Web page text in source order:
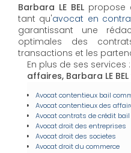
Barbara LE BEL propose
tant qu'avocat en
garantissant une
optimales des
transactions et les
En plus de ses services :
affaires, Barbara LE BEL
Avocat contentieux bail
Avocat contentieux des
Avocat contrats de crédit
Avocat droit des entreprises
Avocat droit des societes
Avocat droit du commerce